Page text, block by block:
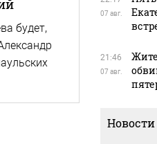
будет,
07 авг.
21:46
07 авг.